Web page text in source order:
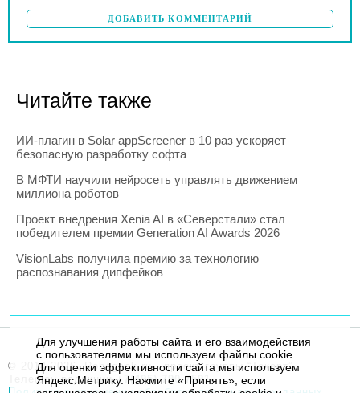
ДОБАВИТЬ КОММЕНТАРИЙ
Читайте также
ИИ-плагин в Solar appScreener в 10 раз ускоряет
безопасную разработку софта
В МФТИ научили нейросеть управлять движением
миллиона роботов
Проект внедрения Xenia AI в «Северстали» стал
победителем премии Generation AI Awards 2026
VisionLabs получила премию за технологию
распознавания дипфейков
© 2014-2026. Robogeek.ru - проект группы “Текарт”.
Телефон редакции+7(495) 790-7591
Для улучшения работы сайта и его взаимодействия
с пользователями мы используем файлы cookie.
Для оценки эффективности сайта мы используем
Яндекс.Метрику. Нажмите «Принять», если